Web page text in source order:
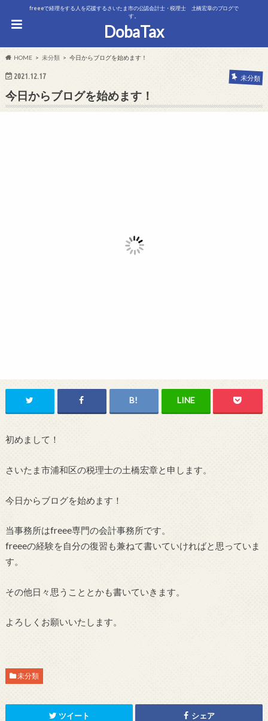
freeeで経理をする人を応援するさいたま市の公認会計士・税理士 土橋宏章のブログで
す。
DobaTax
HOME 未分類 今日からブログを始めます！
2021.12.17 未分類
今日からブログを始めます！
初めまして！
さいたま市浦和区の税理士の土橋宏章と申します。
今日からブログを始めます！
当事務所はfreee専門の会計事務所です。
freeeの経験を自分の復習も兼ねて書いていければと思っていま
す。
その他日々思うこととかも書いていきます。
よろしくお願いいたします。
未分類
ツイート シェア